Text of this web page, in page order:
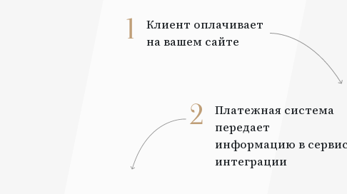
1
Клиент оплачивает
на вашем сайте
2
Платежная система
передает
информацию в сервис
интеграции